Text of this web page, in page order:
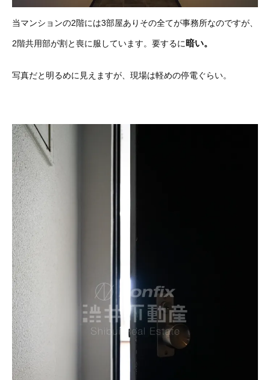
当マンションの2階には3部屋ありその全てが事務所なのですが、
2階共用部が割と喪に服しています。要するに暗い。
写真だと明るめに見えますが、現場は軽めの停電ぐらい。